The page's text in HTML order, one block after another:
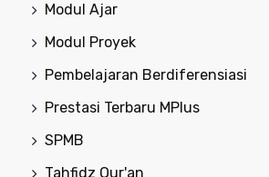
Modul Ajar
Modul Proyek
Pembelajaran Berdiferensiasi
Prestasi Terbaru MPlus
SPMB
Tahfidz Qur'an